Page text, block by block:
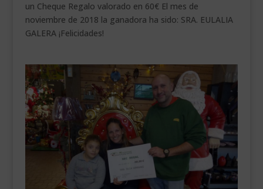
un Cheque Regalo valorado en 60€ El mes de
noviembre de 2018 la ganadora ha sido: SRA. EULALIA
GALERA ¡Felicidades!